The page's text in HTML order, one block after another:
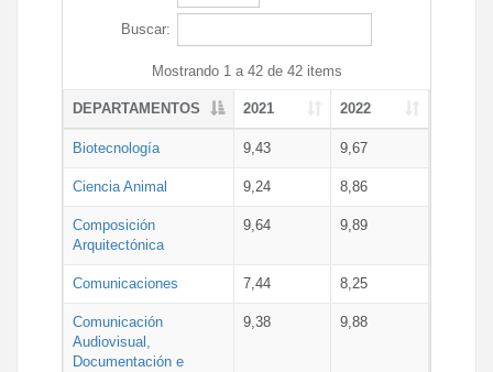
Buscar:
Mostrando 1 a 42 de 42 items
DEPARTAMENTOS 2021 2022
Biotecnología 9,43 9,67
Ciencia Animal 9,24 8,86
Composición
Arquitectónica
9,64 9,89
Comunicaciones 7,44 8,25
Comunicación
Audiovisual,
Documentación e
9,38 9,88